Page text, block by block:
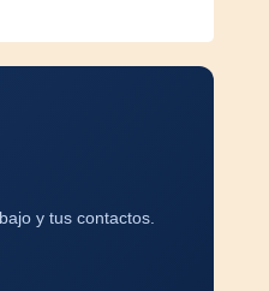
y tus contactos.